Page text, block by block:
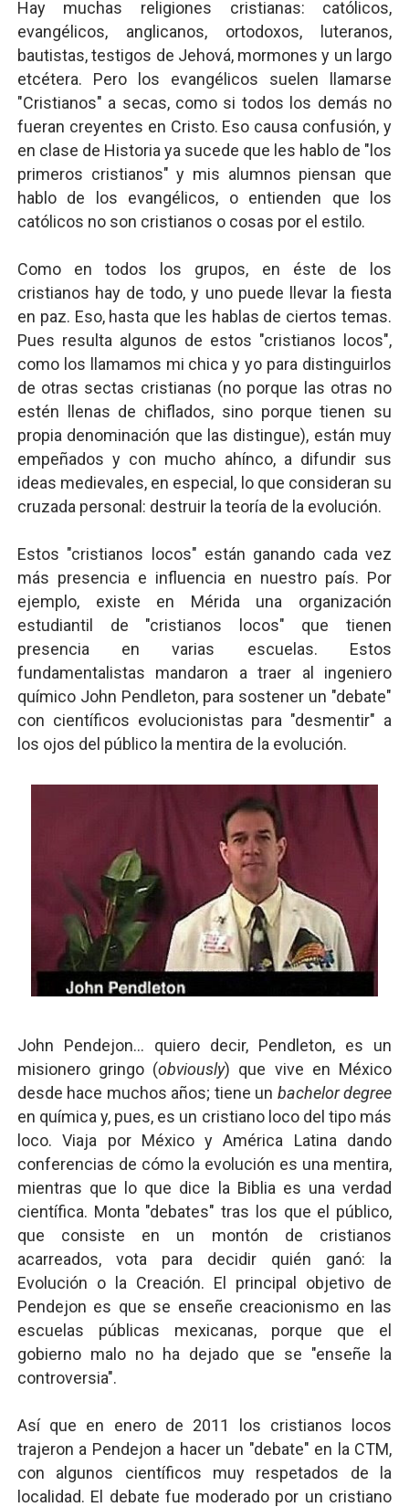
Definiendo: ¿Qué es el fascismo?
Panorama del nuevo fascismo mundial: Verano de 2026
Llévenmelo fuchachos: El adiós a 'THE BOYS'
La falacia etimológica
Mario: La epopeya del fontanero - Parte II
Hay muchas religiones cristianas: católicos,
evangélicos, anglicanos, ortodoxos, luteranos,
bautistas, testigos de Jehová, mormones y un largo
etcétera. Pero los evangélicos suelen llamarse
"Cristianos" a secas, como si todos los demás no
fueran creyentes en Cristo. Eso causa confusión, y
en clase de Historia ya sucede que les hablo de "los
primeros cristianos" y mis alumnos piensan que
hablo de los evangélicos, o entienden que los
católicos no son cristianos o cosas por el estilo.
Como en todos los grupos, en éste de los
cristianos hay de todo, y uno puede llevar la fiesta
en paz. Eso, hasta que les hablas de ciertos temas.
Pues resulta algunos de estos "cristianos locos",
como los llamamos mi chica y yo para distinguirlos
de otras sectas cristianas (no porque las otras no
estén llenas de chiflados, sino porque tienen su
propia denominación que las distingue), están muy
empeñados y con mucho ahínco, a difundir sus
ideas medievales, en especial, lo que consideran su
cruzada personal: destruir la teoría de la evolución.
Estos "cristianos locos" están ganando cada vez
más presencia e influencia en nuestro país. Por
ejemplo, existe en Mérida una organización
estudiantil de "cristianos locos" que tienen
presencia en varias escuelas. Estos
fundamentalistas mandaron a traer al ingeniero
químico John Pendleton, para sostener un "debate"
con científicos evolucionistas para "desmentir" a
los ojos del público la mentira de la evolución.
John Pendejon... quiero decir, Pendleton, es un
misionero gringo (obviously) que vive en México
desde hace muchos años; tiene un bachelor degree
en química y, pues, es un cristiano loco del tipo más
loco. Viaja por México y América Latina dando
conferencias de cómo la evolución es una mentira,
mientras que lo que dice la Biblia es una verdad
científica. Monta "debates" tras los que el público,
que consiste en un montón de cristianos
acarreados, vota para decidir quién ganó: la
Evolución o la Creación. El principal objetivo de
Pendejon es que se enseñe creacionismo en las
escuelas públicas mexicanas, porque que el
gobierno malo no ha dejado que se "enseñe la
controversia".
Así que en enero de 2011 los cristianos locos
trajeron a Pendejon a hacer un "debate" en la CTM,
con algunos científicos muy respetados de la
localidad. El debate fue moderado por un cristiano